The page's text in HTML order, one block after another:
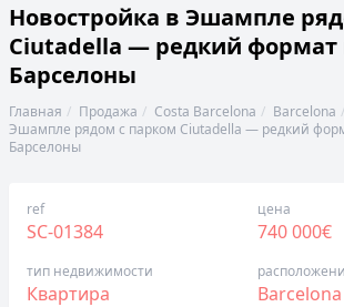
Новостройка в Эшампле
Ciutadella — редкий формат
Барселоны
Главная Продажа Costa Barcelona Barcelona
Эшампле рядом с парком Ciutadella — редкий
Барселоны
ref
SC-01384
цена
740 000€
тип недвижимости
Квартира Barcelona